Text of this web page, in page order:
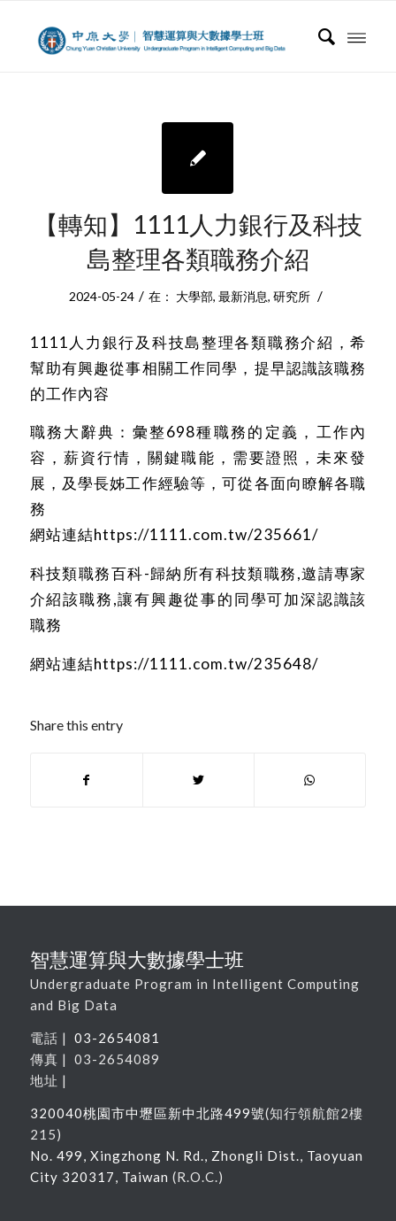
【轉知】1111人力銀行及科技
島整理各類職務介紹
2024-05-24 / 在： 大學部, 最新消息, 研究所 /
1111人力銀行及科技島整理各類職務介紹，希
幫助有興趣從事相關工作同學，提早認識該職務
的工作內容
職務大辭典：彙整698種職務的定義，工作內
容，薪資行情，關鍵職能，需要證照，未來發
展，及學長姊工作經驗等，可從各面向瞭解各職
務
網站連結https://1111.com.tw/235661/
科技類職務百科-歸納所有科技類職務,邀請專家
介紹該職務,讓有興趣從事的同學可加深認識該
職務
網站連結https://1111.com.tw/235648/
Share this entry
智慧運算與大數據學士班
Undergraduate Program in Intelligent Computing
and Big Data
電話 | 03-2654081
傳真 | 03-2654089
地址 |
320040桃園市中壢區新中北路499號(知行領航館2樓
215)
No. 499, Xingzhong N. Rd., Zhongli Dist., Taoyuan
City 320317, Taiwan (R.O.C.)